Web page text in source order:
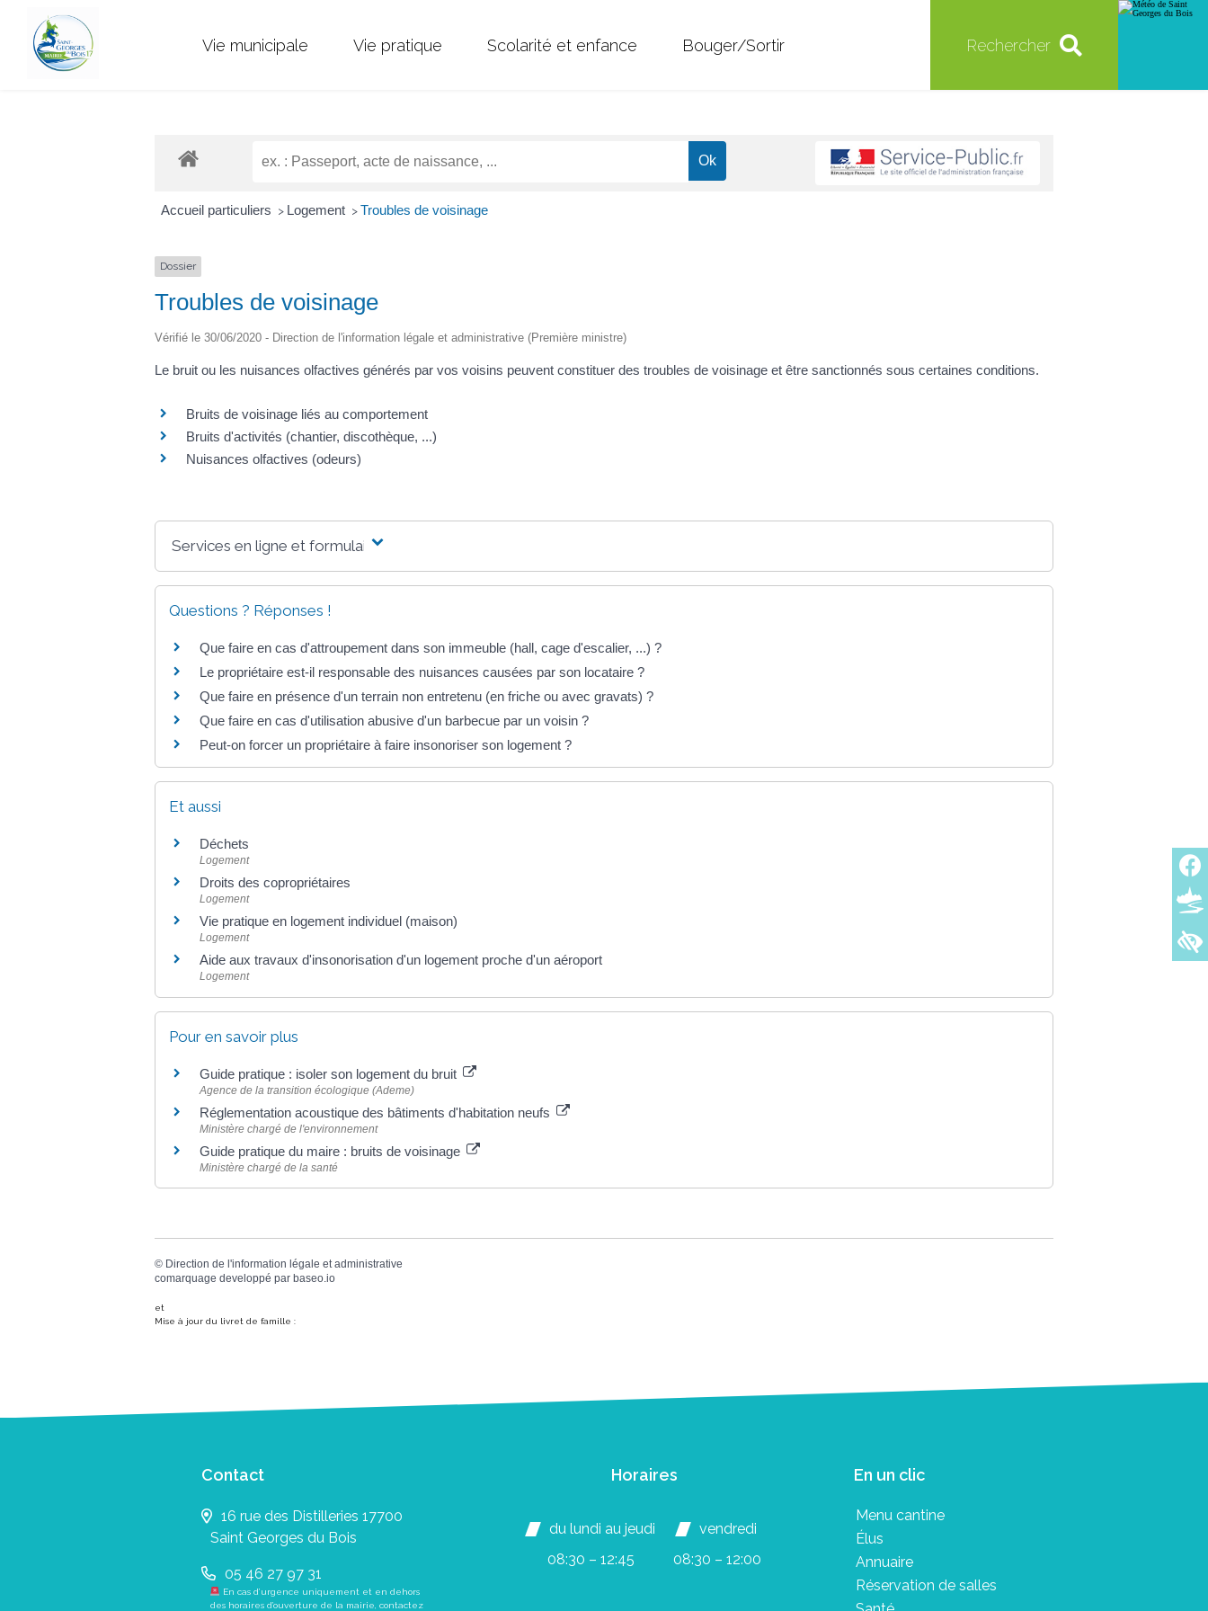
Vie municipale Vie pratique Scolarité et enfance Bouger/Sortir Rechercher
Accueil particuliers > Logement > Troubles de voisinage
Dossier
Troubles de voisinage
Vérifié le 30/06/2020 - Direction de l'information légale et administrative (Première ministre)
Le bruit ou les nuisances olfactives générés par vos voisins peuvent constituer des troubles de voisinage et être sanctionnés sous certaines conditions.
Bruits de voisinage liés au comportement
Bruits d'activités (chantier, discothèque, ...)
Nuisances olfactives (odeurs)
Services en ligne et formulaires
Questions ? Réponses !
Que faire en cas d'attroupement dans son immeuble (hall, cage d'escalier, ...) ?
Le propriétaire est-il responsable des nuisances causées par son locataire ?
Que faire en présence d'un terrain non entretenu (en friche ou avec gravats) ?
Que faire en cas d'utilisation abusive d'un barbecue par un voisin ?
Peut-on forcer un propriétaire à faire insonoriser son logement ?
Et aussi
Déchets
Logement
Droits des copropriétaires
Logement
Vie pratique en logement individuel (maison)
Logement
Aide aux travaux d'insonorisation d'un logement proche d'un aéroport
Logement
Pour en savoir plus
Guide pratique : isoler son logement du bruit
Agence de la transition écologique (Ademe)
Réglementation acoustique des bâtiments d'habitation neufs
Ministère chargé de l'environnement
Guide pratique du maire : bruits de voisinage
Ministère chargé de la santé
© Direction de l'information légale et administrative
comarquage developpé par baseo.io
et
Mise à jour du livret de famille :
Contact
16 rue des Distilleries 17700
Saint Georges du Bois
05 46 27 97 31
En cas d’urgence uniquement et en dehors
des horaires d’ouverture de la mairie, contactez
Horaires
du lundi au jeudi
08:30 – 12:45
vendredi
08:30 – 12:00
En un clic
Menu cantine
Élus
Annuaire
Réservation de salles